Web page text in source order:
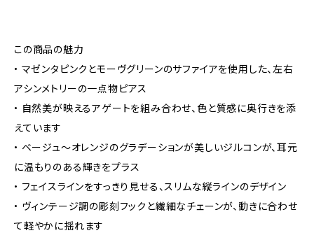
この商品の魅力
• マゼンタピンクとモーヴグリーンのサファイアを使用した、左右
アシンメトリーの一点物ピアス
• 自然美が映えるアゲートを組み合わせ、色と質感に奥行きを添
えています
• ベージュ〜オレンジのグラデーションが美しいジルコンが、耳元
に温もりのある輝きをプラス
• フェイスラインをすっきり見せる、スリムな縦ラインのデザイン
• ヴィンテージ調の彫刻フックと繊細なチェーンが、動きに合わせ
て軽やかに揺れます